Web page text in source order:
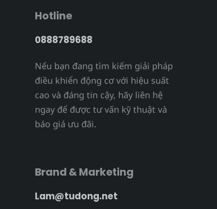
Hotline
0888789688
Nếu bạn đang tìm kiếm giải pháp
điều khiển động cơ với hiệu suất
cao và đáng tin cậy, hãy liên hệ
ngay để được tư vấn kỹ thuật và
báo giá ưu đãi.
Brand & Marketing
Lam@tudong.net